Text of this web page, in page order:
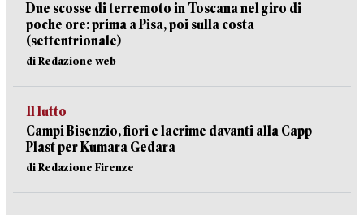
Due scosse di terremoto in Toscana nel giro di
poche ore: prima a Pisa, poi sulla costa
(settentrionale)
di Redazione web
Il lutto
Campi Bisenzio, fiori e lacrime davanti alla Capp
Plast per Kumara Gedara
di Redazione Firenze